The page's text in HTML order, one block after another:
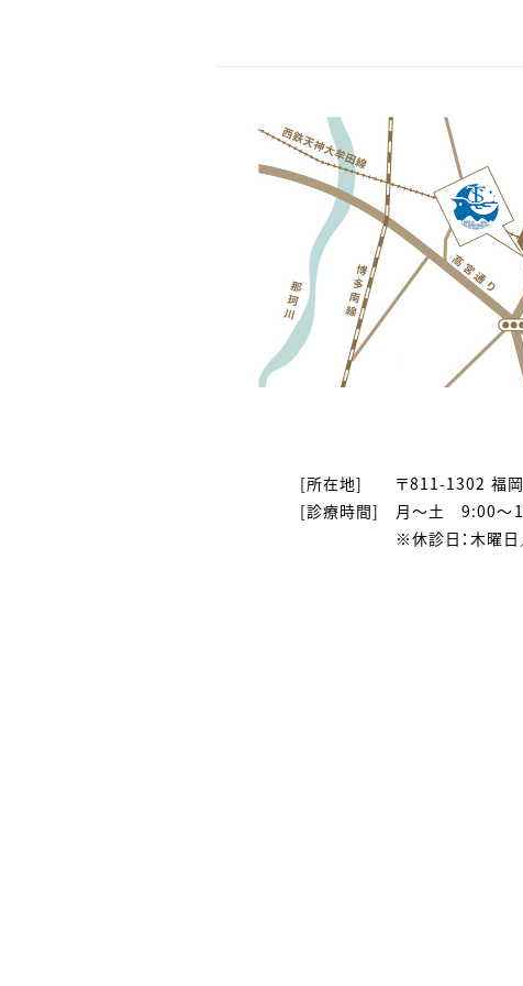
[所在地]
〒811-1302 福
[診療時間]
月〜土 9:00～
※休診日：木曜